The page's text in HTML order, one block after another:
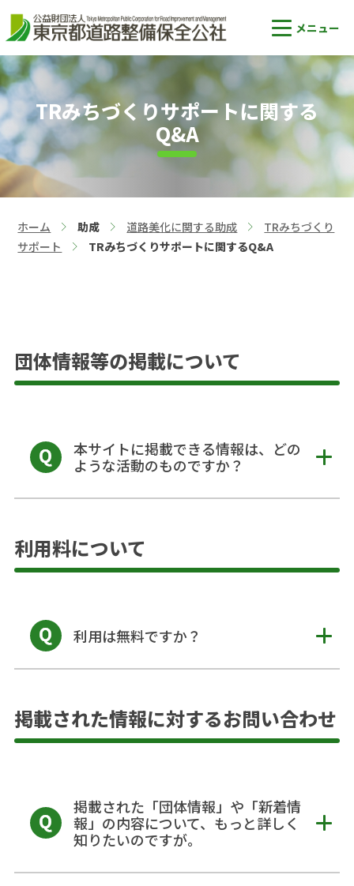
TRみちづくりサポートに関する
Q&A
ホーム
助成
>
道路美化に関する助成
>
TRみちづくり
サポート
TRみちづくりサポートに関するQ&A
団体情報等の掲載について
本サイトに掲載できる情報は、どの
ような活動のものですか？
利用料について
利用は無料ですか？
掲載された情報に対するお問い合わせ
掲載された「団体情報」や「新着情
報」の内容について、もっと詳しく
知りたいのですが。